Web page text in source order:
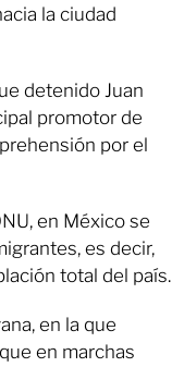
la ciudad
detenido Juan
promotor de
por el
en México se
es decir,
total del país.
en la que
en marchas